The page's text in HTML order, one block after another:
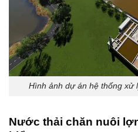
Hình ảnh dự án hệ thống xử
Nước thải chăn nuôi